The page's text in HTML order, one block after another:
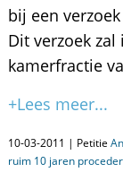
bij een
Dit verzoek
kamerfractie
+Lees meer...
10-03-2011 | Petitie
ruim 10 jaren